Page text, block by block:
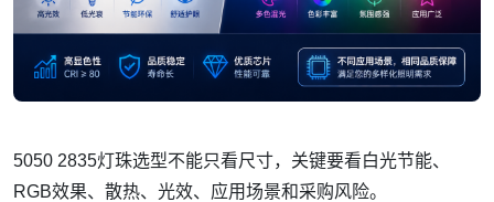
5050 2835灯珠选型不能只看尺寸，关键要看白光节能、
RGB效果、散热、光效、应用场景和采购风险。